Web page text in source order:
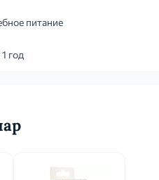
питание
1 год